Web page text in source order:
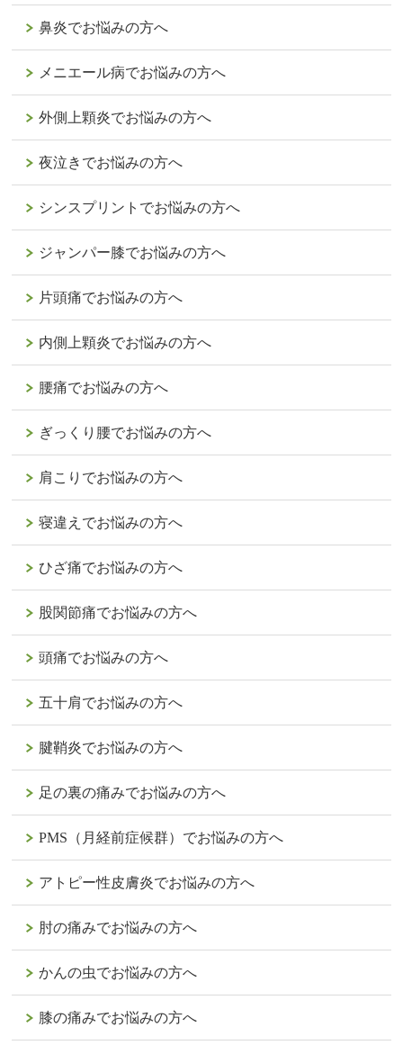
鼻炎でお悩みの方へ
メニエール病でお悩みの方へ
外側上顆炎でお悩みの方へ
夜泣きでお悩みの方へ
シンスプリントでお悩みの方へ
ジャンパー膝でお悩みの方へ
片頭痛でお悩みの方へ
内側上顆炎でお悩みの方へ
腰痛でお悩みの方へ
ぎっくり腰でお悩みの方へ
肩こりでお悩みの方へ
寝違えでお悩みの方へ
ひざ痛でお悩みの方へ
股関節痛でお悩みの方へ
頭痛でお悩みの方へ
五十肩でお悩みの方へ
腱鞘炎でお悩みの方へ
足の裏の痛みでお悩みの方へ
PMS（月経前症候群）でお悩みの方へ
アトピー性皮膚炎でお悩みの方へ
肘の痛みでお悩みの方へ
かんの虫でお悩みの方へ
膝の痛みでお悩みの方へ